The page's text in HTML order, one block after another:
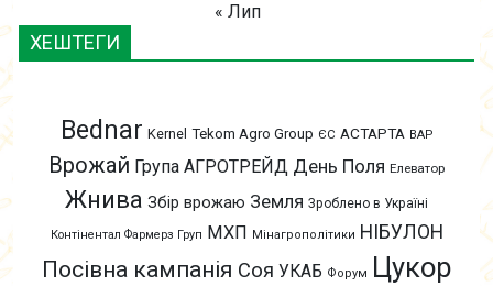
« Лип
ХЕШТЕГИ
Bednar Kernel Tekom Agro Group ЄС АСТАРТА ВАР
Врожай Група АГРОТРЕЙД День Поля Елеватор
Жнива Збір врожаю Земля Зроблено в Україні
Контінентал Фармерз Груп МХП Мінагрополітики НІБУЛОН
Посівна кампанія Соя УКАБ Форум Цукор